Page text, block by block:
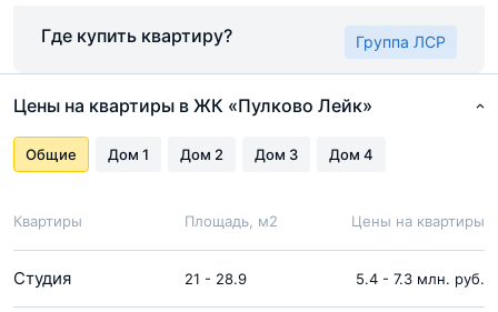
Где купить квартиру? Группа ЛСР
Цены на квартиры в ЖК «Пулково Лейк»
Общие Дом 1 Дом 2 Дом 3 Дом 4
Квартиры Площадь, м2 Цены на квартиры
Студия 21 - 28.9 5.4 - 7.3 млн. руб.